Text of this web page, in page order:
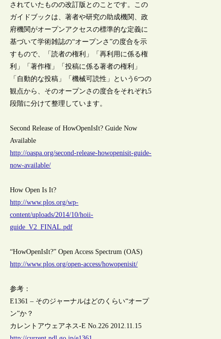
されていたものの改訂版とのことです。この
ガイドブックは、著者や研究の助成機関、政
府機関がオープンアクセスの標準的な定義に
基づいて学術雑誌の“オープンさ”の度合を示
すもので、「読者の権利」「再利用に係る権
利」「著作権」「投稿に係る著者の権利」
「自動的な投稿」「機械可読性」という6つの
観点から、そのオープンさの度合をそれぞれ5
段階に分けて整理しています。
Second Release of HowOpenIsIt? Guide Now
Available
http://oaspa.org/second-release-howopenisit-guide-
now-available/
How Open Is It?
http://www.plos.org/wp-
content/uploads/2014/10/hoii-
guide_V2_FINAL.pdf
“HowOpenIsIt?” Open Access Spectrum (OAS)
http://www.plos.org/open-access/howopenisit/
参考：
E1361 – そのジャーナルはどのくらい“オープ
ン”か？
カレントアウェアネス-E No.226 2012.11.15